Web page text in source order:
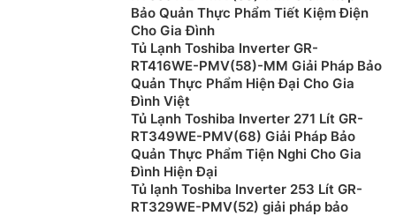
Bảo Quản Thực Phẩm Tiết Kiệm Điện
Cho Gia Đình
Tủ Lạnh Toshiba Inverter GR-
RT416WE-PMV(58)-MM Giải Pháp Bảo
Quản Thực Phẩm Hiện Đại Cho Gia
Đình Việt
Tủ Lạnh Toshiba Inverter 271 Lít GR-
RT349WE-PMV(68) Giải Pháp Bảo
Quản Thực Phẩm Tiện Nghi Cho Gia
Đình Hiện Đại
Tủ lạnh Toshiba Inverter 253 Lít GR-
RT329WE-PMV(52) giải pháp bảo